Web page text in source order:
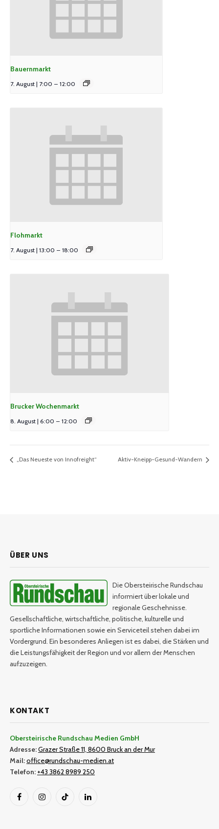
Bauernmarkt
7. August | 7:00 – 12:00
Flohmarkt
7. August | 13:00 – 18:00
Brucker Wochenmarkt
8. August | 6:00 – 12:00
„Das Neueste von Innofreight“ Aktiv-Kneipp-Gesund-Wandern
ÜBER UNS
Die Obersteirische Rundschau
informiert über lokale und
regionale Geschehnisse.
Gesellschaftliche, wirtschaftliche, politische, kulturelle und
sportliche Informationen sowie ein Serviceteil stehen dabei im
Vordergrund. Ein besonderes Anliegen ist es dabei, die Stärken und
die Leistungsfähigkeit der Region und vor allem der Menschen
aufzuzeigen.
KONTAKT
Obersteirische Rundschau Medien GmbH
Adresse:Grazer Straße 11, 8600 Bruck an der Mur
Mail:office@rundschau-medien.at
Telefon: +43 3862 8989 250
FacebookInstagramTikTok LinkedIn